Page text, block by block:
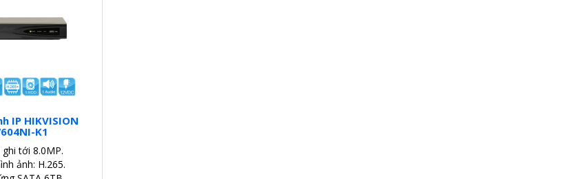
IP HIKVISION
K1
tới 8.0MP.
ảnh: H.265.